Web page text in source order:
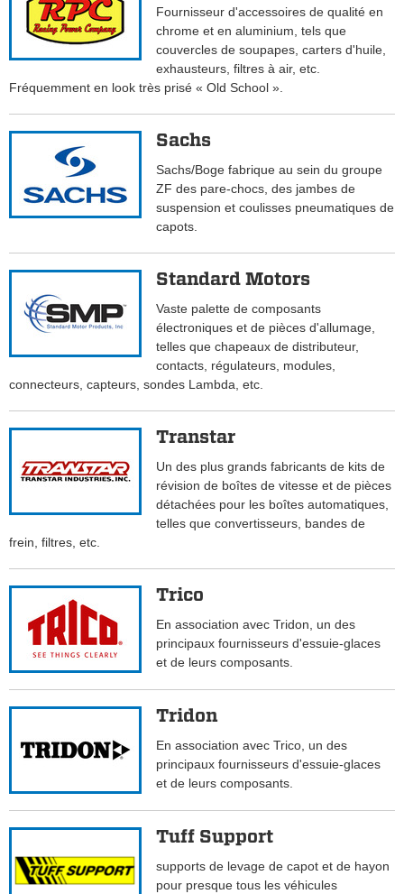
Fournisseur d'accessoires de qualité en
chrome et en aluminium, tels que
couvercles de soupapes, carters d'huile,
exhausteurs, filtres à air, etc.
Fréquemment en look très prisé « Old School ».
Sachs
Sachs/Boge fabrique au sein du groupe
ZF des pare-chocs, des jambes de
suspension et coulisses pneumatiques de
capots.
Standard Motors
Vaste palette de composants
électroniques et de pièces d'allumage,
telles que chapeaux de distributeur,
contacts, régulateurs, modules,
connecteurs, capteurs, sondes Lambda, etc.
Transtar
Un des plus grands fabricants de kits de
révision de boîtes de vitesse et de pièces
détachées pour les boîtes automatiques,
telles que convertisseurs, bandes de
frein, filtres, etc.
Trico
En association avec Tridon, un des
principaux fournisseurs d'essuie-glaces
et de leurs composants.
Tridon
En association avec Trico, un des
principaux fournisseurs d'essuie-glaces
et de leurs composants.
Tuff Support
supports de levage de capot et de hayon
pour presque tous les véhicules